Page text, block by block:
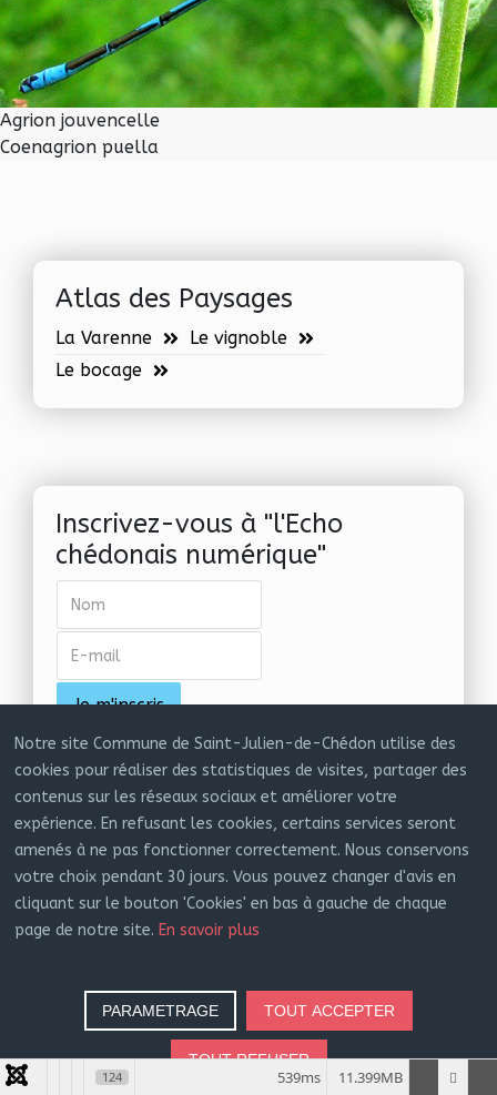
Agrion jouvencelle
Coenagrion puella
Atlas des Paysages
La Varenne
Le vignoble
Le bocage
Inscrivez-vous à "l'Echo
chédonais numérique"
Notre site Commune de Saint-Julien-de-Chédon utilise des
cookies pour réaliser des statistiques de visites, partager des
contenus sur les réseaux sociaux et améliorer votre
expérience. En refusant les cookies, certains services seront
amenés à ne pas fonctionner correctement. Nous conservons
votre choix pendant 30 jours. Vous pouvez changer d'avis en
cliquant sur le bouton 'Cookies' en bas à gauche de chaque
page de notre site. En savoir plus
PARAMETRAGE TOUT ACCEPTER
TOUT REFUSER
Plan du site
municipaux
Vivre à
Julien
Julien
utiles
- Trombinoscope
École
Histoire de la
124 11.399MB
539ms